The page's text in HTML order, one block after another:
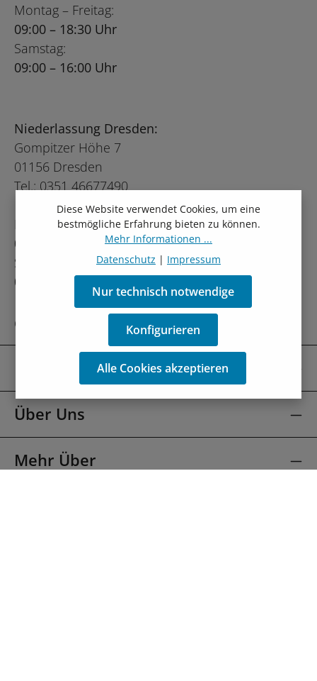
Montag – Freitag:
09:00 – 18:30 Uhr
Samstag:
09:00 – 16:00 Uhr
Niederlassung Dresden:
Gompitzer Höhe 7
01156 Dresden
Tel.: 0351 46677490
Montag – Freitag:
09:00 – 19:00 Uhr
Samstag:
09:00 – 16:00 Uhr
Oder über unser Kontaktformular
Über Uns
Mehr Über
Diese Website verwendet Cookies, um eine
bestmögliche Erfahrung bieten zu können.
Mehr Informationen ...
Datenschutz | Impressum
Nur technisch notwendige
Konfigurieren
Alle Cookies akzeptieren